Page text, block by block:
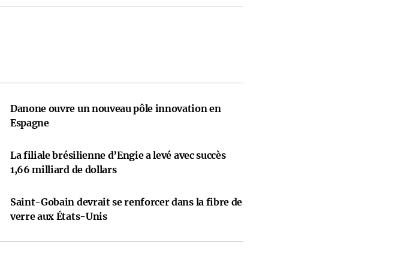
Danone ouvre un nouveau pôle innovation en
Espagne
La filiale brésilienne d’Engie a levé avec succès
1,66 milliard de dollars
Saint-Gobain devrait se renforcer dans la fibre de
verre aux États-Unis